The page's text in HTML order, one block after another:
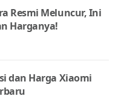
Resmi Meluncur, Ini
Harganya!
dan Harga Xiaomi